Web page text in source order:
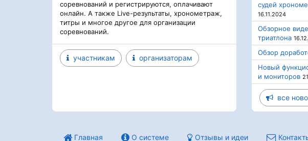
соревнований и регистрируются, оплачивают
онлайн. А также Live-результаты, хронометраж,
титры и многое другое для организации
соревнований.
участникам организаторам
судей
16.11.2024
Обзорное
триатлона
Обзор
Новый
и мониторов
все
Главная О системе Отзывы и идеи